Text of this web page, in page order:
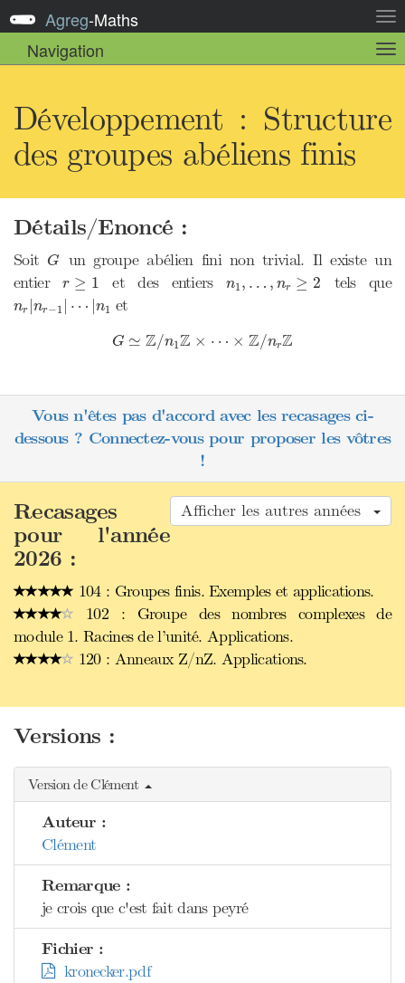
la
Agreg-Maths
Navigation
la
Développement : Structure
des groupes abéliens finis
Détails/Enoncé :
Soit G
G un groupe abélien fini non trivial. Il existe un
entierr ≥ 1
r≥1 et des entiers n1 , … , nr ≥ 2
n r≥ 2 tels que
nr nr−1 ⋯ n1
| 1 | et
G ≃ Z/n1 Z × ⋯ × Z/nrZ
G ≃Z /n 1Z × ×Z /n rZ
Vous n'êtes pas d'accord avec les recasages ci-
dessous ? Connectez-vous pour proposer les vôtres
!
Afficher les autres années
Recasages
pour l'année
2026 :
104 : Groupes finis. Exemples et applications.
102 : Groupe des nombres complexes de
module 1. Racines de l’unité. Applications.
120 : Anneaux Z/nZ. Applications.
Versions :
Version de Clément
Auteur :
Clément
Remarque :
je crois que c'est fait dans peyré
Fichier :
kronecker.pdf